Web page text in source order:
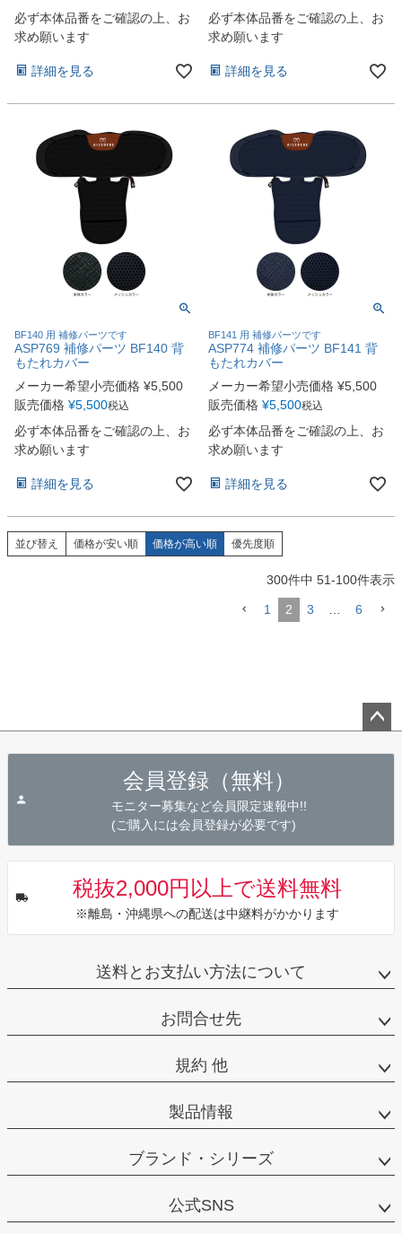
必ず本体品番をご確認の上、お
求め願います
詳細を見る
必ず本体品番をご確認の上、お
求め願います
詳細を見る
BF140 用 補修パーツです
ASP769 補修パーツ BF140 背
もたれカバー
メーカー希望小売価格 ¥5,500
販売価格 ¥5,500税込
必ず本体品番をご確認の上、お
求め願います
詳細を見る
BF141 用 補修パーツです
ASP774 補修パーツ BF141 背
もたれカバー
メーカー希望小売価格 ¥5,500
販売価格 ¥5,500税込
必ず本体品番をご確認の上、お
求め願います
詳細を見る
並び替え 価格が安い順 価格が高い順 優先度順
300件中 51-100件表示
1 2 3 6
会員登録（無料）
モニター募集など会員限定速報中!!
(ご購入には会員登録が必要です)
税抜2,000円以上で送料無料
※離島・沖縄県への配送は中継料がかかります
送料とお支払い方法について
お問合せ先
規約 他
製品情報
ブランド・シリーズ
公式SNS